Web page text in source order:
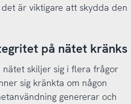
är viktigare att skydda den
på nätet kränks
skiljer sig i flera frågor
sig kränkta om någon
genererar och